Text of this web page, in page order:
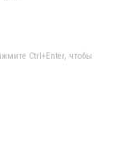
Ctrl+Enter, чтобы